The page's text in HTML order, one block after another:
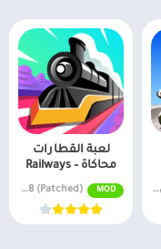
لعبة القطارات
محاكاة – Railways
MOD
v2.4.8 (Patched)